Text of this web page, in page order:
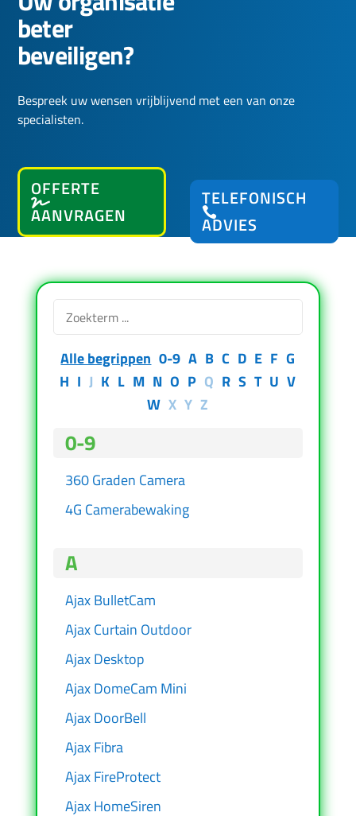
beter
beveiligen?
Bespreek uw wensen vrijblijvend met een van onze
specialisten.
OFFERTE
AANVRAGEN
TELEFONISCH
ADVIES
Alle begrippen 0-9 A B C D E F G
H I J K L M N O P Q R S T U V
W X Y Z
0-9
360 Graden Camera
4G Camerabewaking
A
Ajax BulletCam
Ajax Curtain Outdoor
Ajax Desktop
Ajax DomeCam Mini
Ajax DoorBell
Ajax Fibra
Ajax FireProtect
Ajax HomeSiren